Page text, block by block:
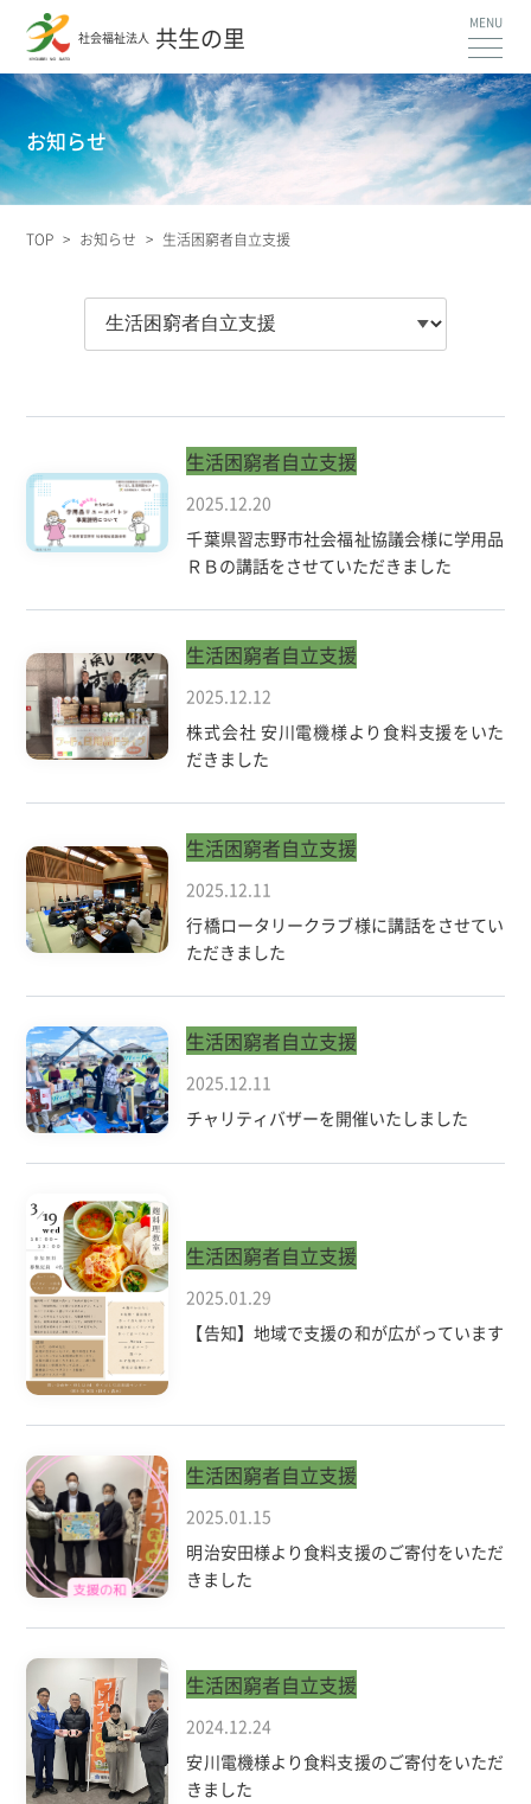
社会福祉法人 共生の里
お知らせ
TOP > お知らせ > 生活困窮者自立支援
生活困窮者自立支援
2025.12.20
千葉県習志野市社会福祉協議会様に学用品
ＲＢの講話をさせていただきました
生活困窮者自立支援
2025.12.12
株式会社 安川電機様より食料支援をいた
だきました
生活困窮者自立支援
2025.12.11
行橋ロータリークラブ様に講話をさせてい
ただきました
生活困窮者自立支援
2025.12.11
チャリティバザーを開催いたしました
生活困窮者自立支援
2025.01.29
【告知】地域で支援の和が広がっています
生活困窮者自立支援
2025.01.15
明治安田様より食料支援のご寄付をいただ
きました
生活困窮者自立支援
2024.12.24
安川電機様より食料支援のご寄付をいただ
きました